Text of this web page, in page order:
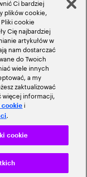
Ci bardziej
plików cookie,
cookie
Cię najbardziej
artykułów w
nam dostarczać
do Twoich
wiele innych
a my
zaktualizować
więcej informacji,
cookie i
.
cookie